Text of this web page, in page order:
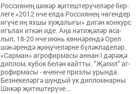
Рос­си­я­нең ши­кәр җи­теш­те­рү­че­лә­ре бер­
ле­ге «2012 нче ел­да Рос­си­я­нең чө­ген­дер
игү­че иң ях­шы ху­җа­лы­гы» ди­гән кон­курс
игъ­лан ит­кән иде. Аңа нә­ти­җә­ләр яса­
лып, 18-20 нче июнь көн­нә­рен­дә Орел
шә­һә­рен­дә җи­ңү­че­ләр­не бү­ләк­лә­де­ләр.
«Сар­ман» аг­ро­фир­ма­сы ан­нан I дә­рә­җә
дип­лом, ку­бок бе­лән кайт­ты. "Җә­лил" аг­
ро­фир­ма­сы - өчен­че приз­лы урын­да.
Без­не­ке­ләр­гә шун­дый ук дип­лом­нар­ны
Ши­кәр җи­теш­те­рү­че...